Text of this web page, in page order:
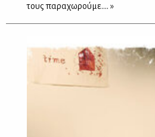
τους παραχωρούμε…. »